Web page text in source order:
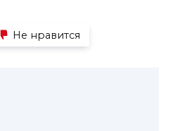
Не нравится